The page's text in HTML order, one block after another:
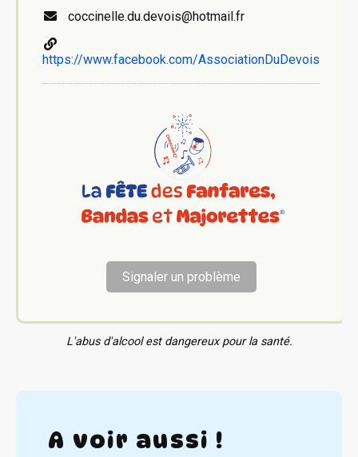
coccinelle.du.devois@hotmail.fr
https://www.facebook.com/AssociationDuDevois
Signaler un problème
L'abus d'alcool est dangereux pour la santé.
A voir aussi !